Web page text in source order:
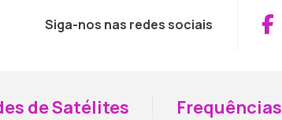
Siga-nos nas redes sociais
de Satélites Frequências